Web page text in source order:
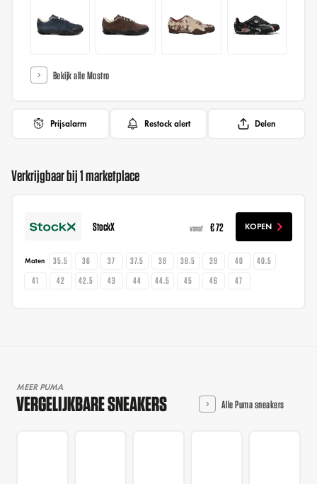
Bekijk alle Mostro
Prijsalarm Restock alert Delen
Verkrijgbaar bij 1 marketplace
StockX vanaf € 72 KOPEN
Maten 35.5 36 37 37.5 38 38.5 39 40
40.5
41
42 42.5 43 44 44.5 45 46 47
MEER PUMA
VERGELIJKBARE SNEAKERS Alle Puma sneakers